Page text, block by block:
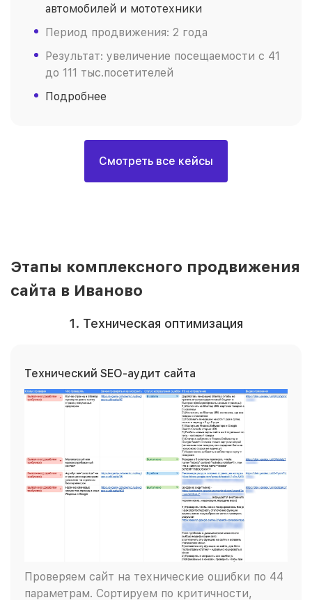
автомобилей и мототехники
Период продвижения: 2 года
Результат: увеличение посещаемости с 41
до 111 тыс.посетителей
Подробнее
Смотреть все кейсы
Этапы комплексного продвижения
сайта в Иваново
1. Техническая оптимизация
Технический SEO-аудит сайта
Проверяем сайт на технические ошибки по 44
параметрам. Сортируем по критичности,